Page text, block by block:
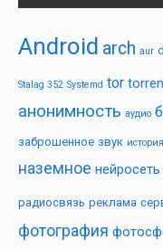
Android arch aur
Stalag 352 Systemd tor
анонимность аудио
заброшенное звук история
наземное нейросеть
радиосвязь реклама
фотография